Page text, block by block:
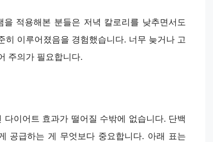
적용해본 분들은 저녁 칼로리를 낮추면서도
히 이루어졌음을 경험했습니다. 너무 늦거나 고
주의가 필요합니다.
이어트 효과가 떨어질 수밖에 없습니다. 단백
공급하는 게 무엇보다 중요합니다. 아래 표는